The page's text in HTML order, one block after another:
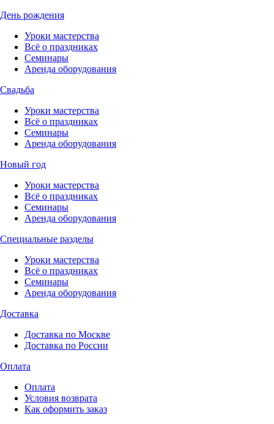
День рождения
Уроки мастерства
Всё о праздниках
Семинары
Аренда оборудования
Свадьба
Уроки мастерства
Всё о праздниках
Семинары
Аренда оборудования
Новый год
Уроки мастерства
Всё о праздниках
Семинары
Аренда оборудования
Специальные разделы
Уроки мастерства
Всё о праздниках
Семинары
Аренда оборудования
Доставка
Доставка по Москве
Доставка по России
Оплата
Оплата
Условия возврата
Как оформить заказ